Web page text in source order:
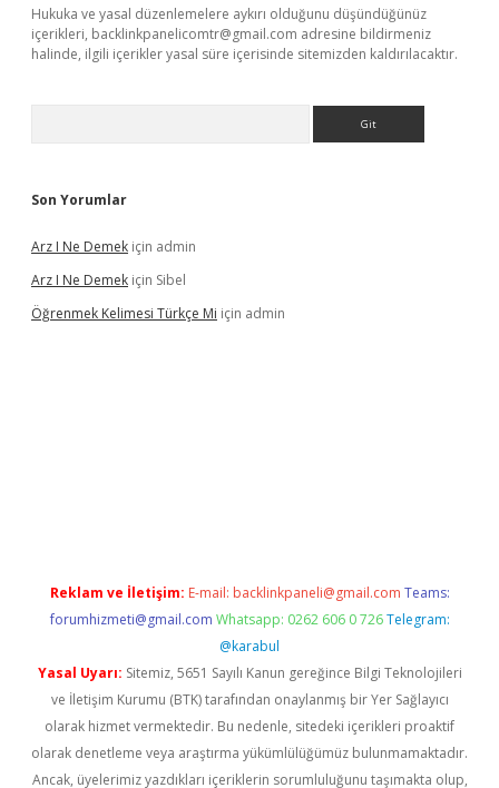
Hukuka ve yasal düzenlemelere aykırı olduğunu düşündüğünüz
içerikleri, backlinkpanelicomtr@gmail.com adresine bildirmeniz
halinde, ilgili içerikler yasal süre içerisinde sitemizden kaldırılacaktır.
Son Yorumlar
Arz I Ne Demek için admin
Arz I Ne Demek için Sibel
Öğrenmek Kelimesi Türkçe Mi için admin
Reklam ve İletişim: E-mail: backlinkpaneli@gmail.com Teams:
forumhizmeti@gmail.com Whatsapp: 0262 606 0 726 Telegram:
@karabul
Yasal Uyarı: Sitemiz, 5651 Sayılı Kanun gereğince Bilgi Teknolojileri
ve İletişim Kurumu (BTK) tarafından onaylanmış bir Yer Sağlayıcı
olarak hizmet vermektedir. Bu nedenle, sitedeki içerikleri proaktif
olarak denetleme veya araştırma yükümlülüğümüz bulunmamaktadır.
Ancak, üyelerimiz yazdıkları içeriklerin sorumluluğunu taşımakta olup,